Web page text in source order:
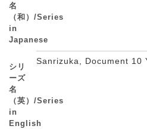
名
（和）/Series
in
Japanese
シリ
ーズ
名
（英）/Series
in
English
Sanrizuka, Document 10